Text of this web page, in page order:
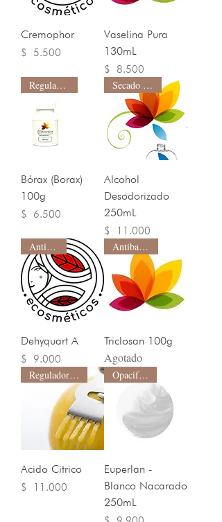
Cremophor
Precio
$ 5.500
Vaselina Pura
130mL
Precio
$ 8.500
Regulador pH
Bórax (Borax)
100g
Precio
$ 6.500
Secado rápido
Alcohol
Desodorizado
250mL
Precio
$ 11.000
Anti-Frizz
Dehyquart A
Precio
$ 9.000
Antibacterial
Triclosan 100g
Agotado
Regulador de pH
Acido Citrico
Precio
$ 11.000
Opacificante
Euperlan -
Blanco Nacarado
250mL